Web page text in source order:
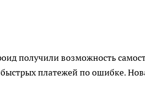
получили возможность
платежей по ошибке.